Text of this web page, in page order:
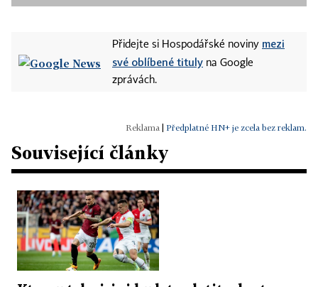
Přidejte si Hospodářské noviny mezi
své oblíbené tituly na Google
zprávách.
Předplatné HN+ je zcela bez reklam.
Související články